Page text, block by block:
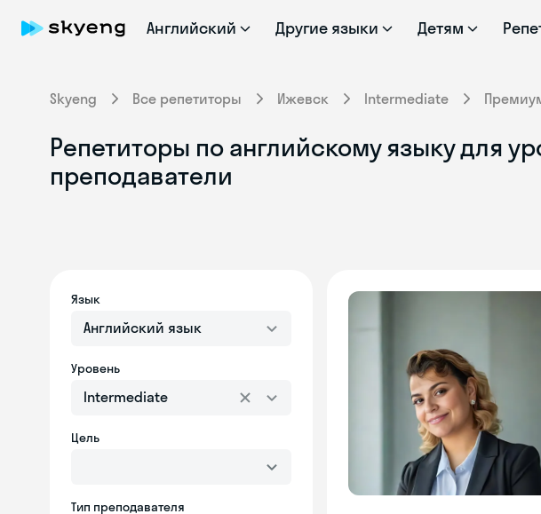
Английский Другие языки Детям
Skyeng Все репетиторы Ижевск Intermediate
Репетиторы по английскому языку для
преподаватели
Язык
Английский язык
Уровень
Intermediate
Цель
Тип преподавателя